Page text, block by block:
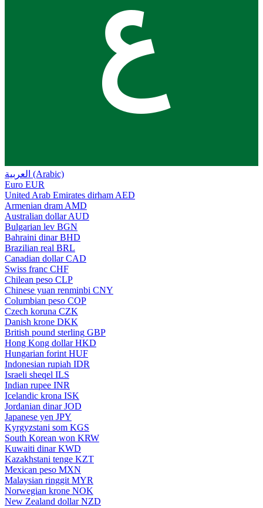
العربية (Arabic)
Euro EUR
United Arab Emirates dirham AED
Armenian dram AMD
Australian dollar AUD
Bulgarian lev BGN
Bahraini dinar BHD
Brazilian real BRL
Canadian dollar CAD
Swiss franc CHF
Chilean peso CLP
Chinese yuan renminbi CNY
Columbian peso COP
Czech koruna CZK
Danish krone DKK
British pound sterling GBP
Hong Kong dollar HKD
Hungarian forint HUF
Indonesian rupiah IDR
Israeli sheqel ILS
Indian rupee INR
Icelandic krona ISK
Jordanian dinar JOD
Japanese yen JPY
Kyrgyzstani som KGS
South Korean won KRW
Kuwaiti dinar KWD
Kazakhstani tenge KZT
Mexican peso MXN
Malaysian ringgit MYR
Norwegian krone NOK
New Zealand dollar NZD